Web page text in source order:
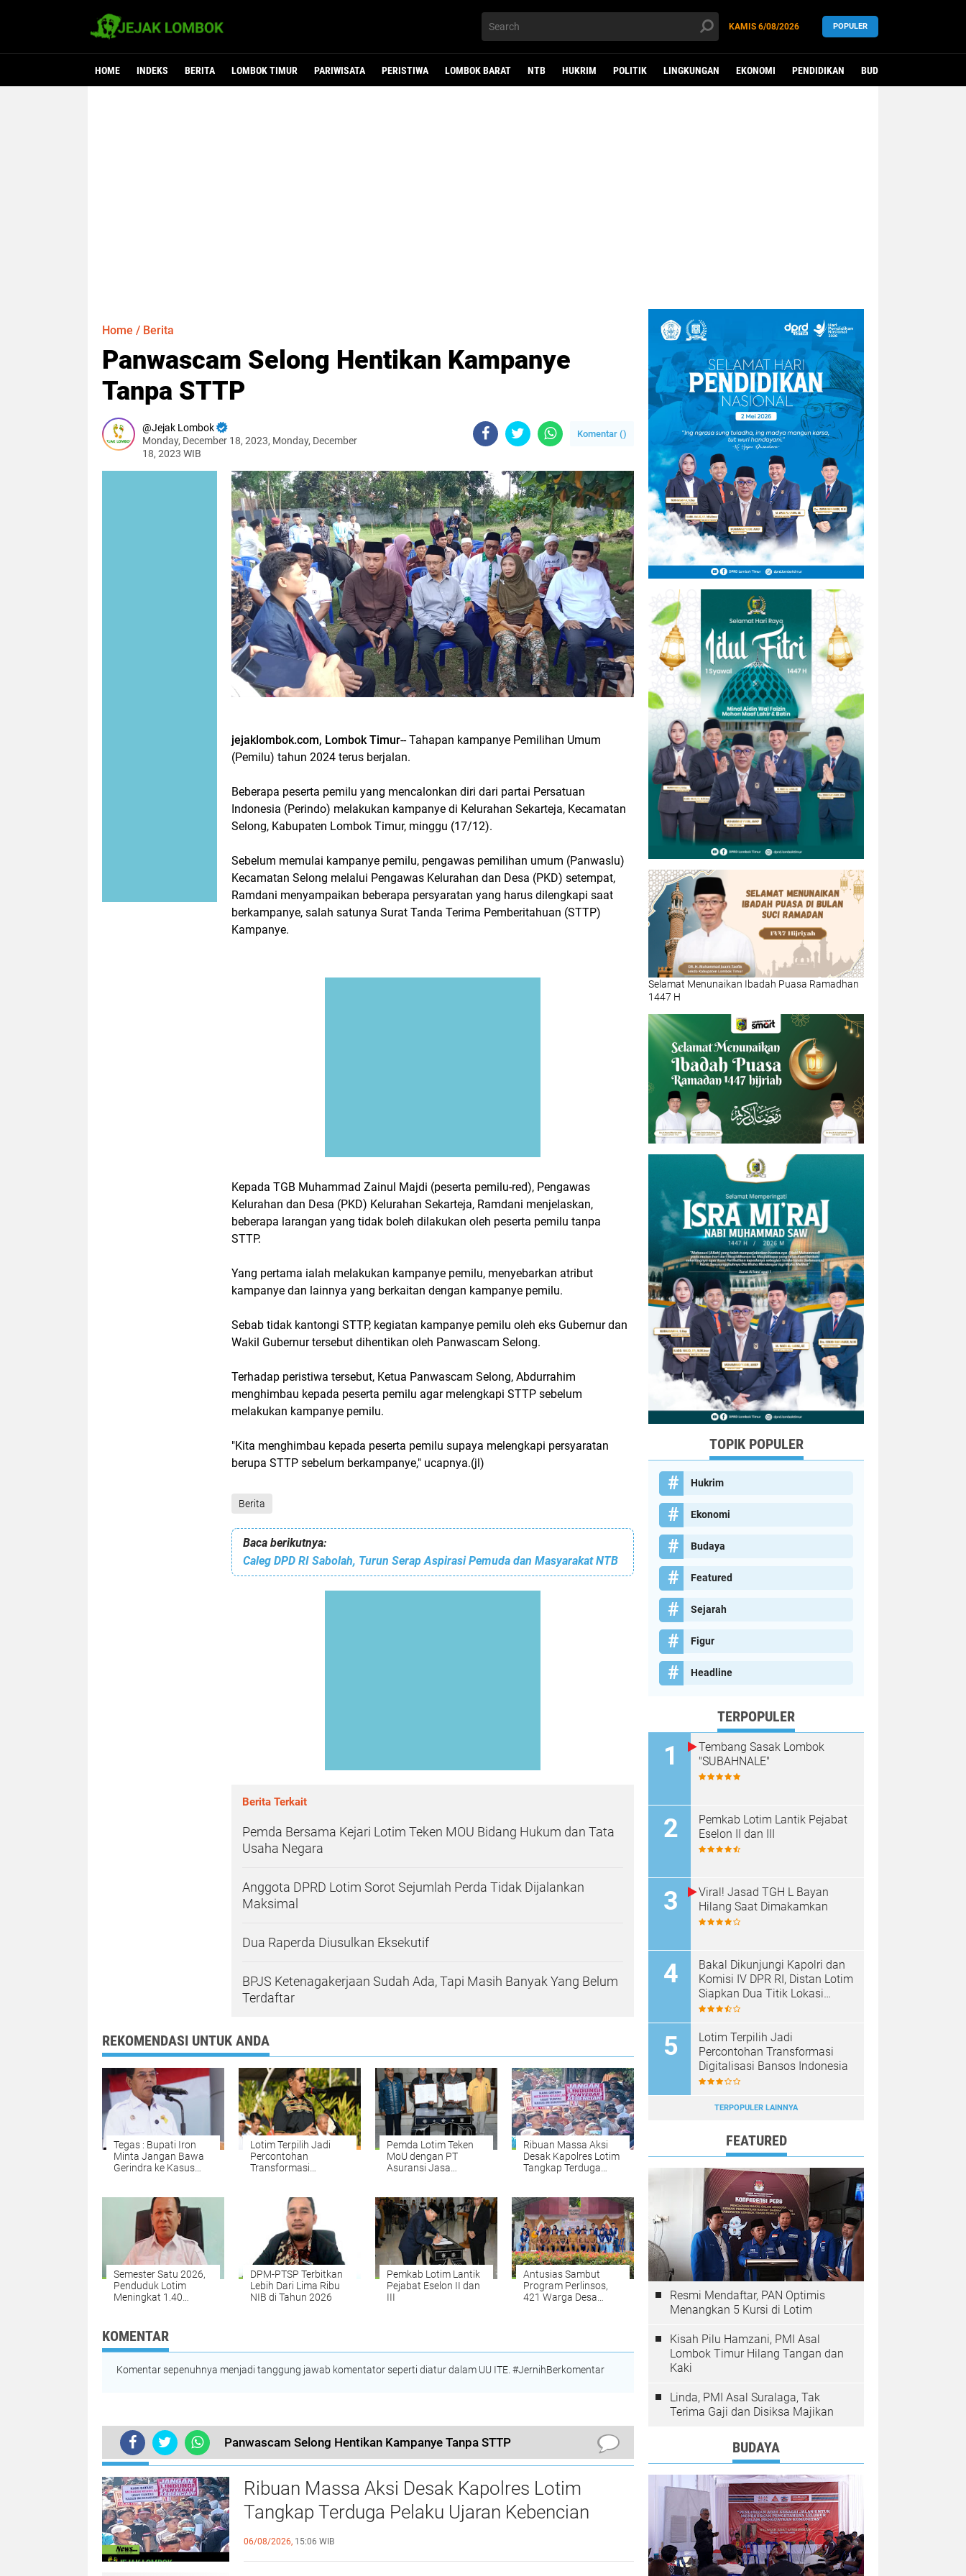
KAMIS 6/08/2026 POPULER
HOME INDEKS BERITA LOMBOK TIMUR PARIWISATA PERISTIWA LOMBOK BARAT NTB HUKRIM POLITIK LINGKUNGAN EKONOMI PENDIDIKAN BUDAYA
Home / Berita
Panwascam Selong Hentikan Kampanye
Tanpa STTP
Jejak Lombok
Monday, December 18, 2023, Monday, December
18, 2023 WIB
Komentar ()
jejaklombok.com, Lombok Timur-- Tahapan kampanye Pemilihan Umum
(Pemilu) tahun 2024 terus berjalan.
Beberapa peserta pemilu yang mencalonkan diri dari partai Persatuan
Indonesia (Perindo) melakukan kampanye di Kelurahan Sekarteja, Kecamatan
Selong, Kabupaten Lombok Timur, minggu (17/12).
Sebelum memulai kampanye pemilu, pengawas pemilihan umum (Panwaslu)
Kecamatan Selong melalui Pengawas Kelurahan dan Desa (PKD) setempat,
Ramdani menyampaikan beberapa persyaratan yang harus dilengkapi saat
berkampanye, salah satunya Surat Tanda Terima Pemberitahuan (STTP)
Kampanye.
Kepada TGB Muhammad Zainul Majdi (peserta pemilu-red), Pengawas
Kelurahan dan Desa (PKD) Kelurahan Sekarteja, Ramdani menjelaskan,
beberapa larangan yang tidak boleh dilakukan oleh peserta pemilu tanpa
STTP.
Yang pertama ialah melakukan kampanye pemilu, menyebarkan atribut
kampanye dan lainnya yang berkaitan dengan kampanye pemilu.
Sebab tidak kantongi STTP, kegiatan kampanye pemilu oleh eks Gubernur dan
Wakil Gubernur tersebut dihentikan oleh Panwascam Selong.
Terhadap peristiwa tersebut, Ketua Panwascam Selong, Abdurrahim
menghimbau kepada peserta pemilu agar melengkapi STTP sebelum
melakukan kampanye pemilu.
"Kita menghimbau kepada peserta pemilu supaya melengkapi persyaratan
berupa STTP sebelum berkampanye," ucapnya.(jl)
Berita
Baca berikutnya:
Caleg DPD RI Sabolah, Turun Serap Aspirasi Pemuda dan Masyarakat NTB
Berita Terkait
Pemda Bersama Kejari Lotim Teken MOU Bidang Hukum dan Tata
Usaha Negara
Anggota DPRD Lotim Sorot Sejumlah Perda Tidak Dijalankan
Maksimal
Dua Raperda Diusulkan Eksekutif
BPJS Ketenagakerjaan Sudah Ada, Tapi Masih Banyak Yang Belum
Terdaftar
REKOMENDASI UNTUK ANDA
Tegas : Bupati Iron
Minta Jangan Bawa
Gerindra ke Kasus
Lotim Terpilih Jadi
Percontohan
Transformasi
Pemda Lotim Teken
MoU dengan PT
Asuransi Jasa
Kenyamanan
Wisatawan
Ribuan Massa Aksi
Desak Kapolres Lotim
Tangkap Terduga
Bupati di Medsos
Semester Satu 2026,
Penduduk Lotim
Meningkat 1.40
DPM-PTSP Terbitkan
Lebih Dari Lima Ribu
NIB di Tahun 2026
Pemkab Lotim Lantik
Pejabat Eselon II dan
III
Antusias Sambut
Program Perlinsos,
421 Warga Desa
KOMENTAR
Komentar sepenuhnya menjadi tanggung jawab komentator seperti diatur dalam UU ITE. #JernihBerkomentar
Panwascam Selong Hentikan Kampanye Tanpa STTP
TERKINI
Ribuan Massa Aksi Desak Kapolres Lotim
Tangkap Terduga Pelaku Ujaran Kebencian
Terhadap Bupati di Medsos
06/08/2026, 15:06 WIB
Selamat Menunaikan Ibadah Puasa Ramadhan
1447 H
TOPIK POPULER
Hukrim
Ekonomi
Budaya
Featured
Sejarah
Figur
Headline
TERPOPULER
Tembang Sasak Lombok
"SUBAHNALE"
Pemkab Lotim Lantik Pejabat
Eselon II dan III
Viral! Jasad TGH L Bayan
Hilang Saat Dimakamkan
Bakal Dikunjungi Kapolri dan
Komisi IV DPR RI, Distan Lotim
Siapkan Dua Titik Lokasi
Panen Raya Bawang Putih
Lotim Terpilih Jadi
Percontohan Transformasi
Digitalisasi Bansos Indonesia
TERPOPULER LAINNYA
FEATURED
Resmi Mendaftar, PAN Optimis
Menangkan 5 Kursi di Lotim
Kisah Pilu Hamzani, PMI Asal
Lombok Timur Hilang Tangan dan
Kaki
Linda, PMI Asal Suralaga, Tak
Terima Gaji dan Disiksa Majikan
BUDAYA